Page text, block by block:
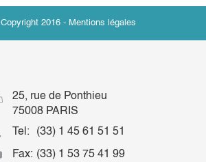
Copyright 2016 - Mentions légales
25, rue de Ponthieu
75008 PARIS
Tel:
(33) 1 45 61 51 51
Fax: (33) 1 53 75 41 99